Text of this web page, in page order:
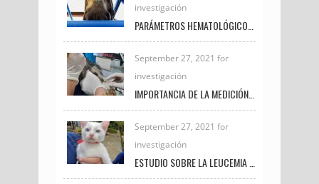
investigación
September 27, 2021 for
investigación
September 27, 2021 for
investigación